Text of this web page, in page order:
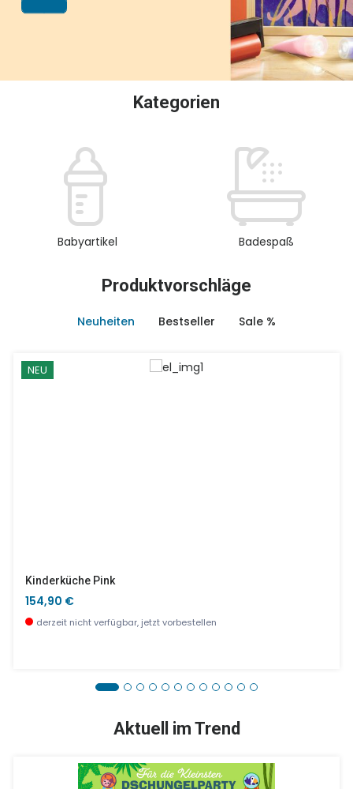
Kategorien
Babyartikel Badespaß
Produktvorschläge
Neuheiten Bestseller Sale %
NEU
Kinderküche Pink
154,90 €
derzeit nicht verfügbar, jetzt vorbestellen
Aktuell im Trend